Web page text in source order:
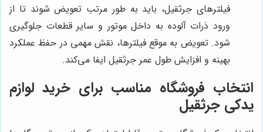
فیلترهای جرثقیل، باید به طور مرتب تعویض شوند تا از
ورود ذرات آلوده به داخل موتور و سایر قطعات جلوگیری
شود. تعویض به موقع فیلترها، نقش مهمی در حفظ عملکرد
بهینه و افزایش طول عمر جرثقیل ایفا می‌کند.
انتخاب فروشگاه مناسب برای خرید لوازم
یدکی جرثقیل